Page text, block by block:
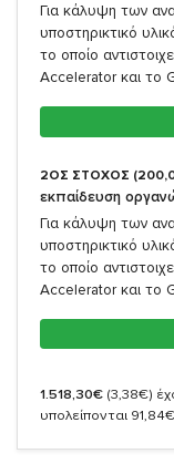
Για κάλυψη των
υποστηρικτικό
το οποίο
Accelerator και το
2ΟΣ ΣΤΟΧΟΣ
εκπαίδευση
Για κάλυψη των
υποστηρικτικό
το οποίο
Accelerator και το
1.518,30€ (3,38€)
υπολείπονται